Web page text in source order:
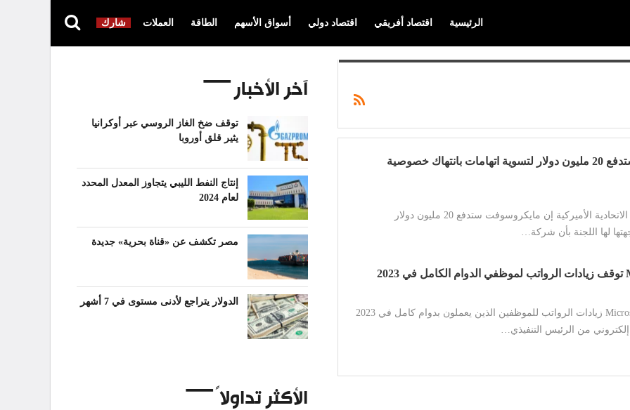
الرئيسية اقتصاد أفريقي اقتصاد دولي أسواق الأسهم الطاقة العملات شارك
مايكروسوفت ستدفع 20 مليون دولار لتسوية اتهامات بانتهاك خصوصية
قالت لجنة التجارة الاتحادية الأميركية إن مايكروسوفت ستدفع 20 مليون دولار
لها اللجنة بأن شركة…
أوقفت شركة Microsoft زيادات الرواتب للموظفين الذين يعملون بدوام كامل في 2023
من الرئيس التنفيذي…
آخر الأخبار
توقف ضخ الغاز الروسي عبر أوكرانيا
يثير قلق أوروبا
إنتاج النفط الليبي يتجاوز المعدل المحدد
لعام 2024
مصر تكشف عن «قناة بحرية» جديدة
الدولار يتراجع لأدنى مستوى في 7 أشهر
الأكثر تداولاً